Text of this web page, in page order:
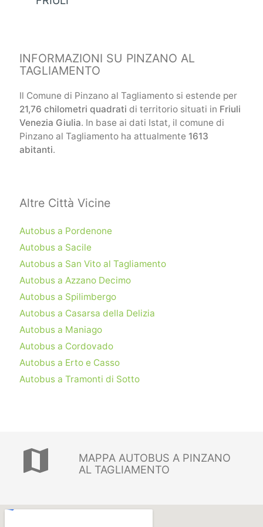
INFORMAZIONI SU PINZANO AL
TAGLIAMENTO
Il Comune di Pinzano al Tagliamento si estende per
21,76 chilometri quadrati di territorio situati in Friuli
Venezia Giulia. In base ai dati Istat, il comune di
Pinzano al Tagliamento ha attualmente 1613
abitanti.
Altre Città Vicine
Autobus a Pordenone
Autobus a Sacile
Autobus a San Vito al Tagliamento
Autobus a Azzano Decimo
Autobus a Spilimbergo
Autobus a Casarsa della Delizia
Autobus a Maniago
Autobus a Cordovado
Autobus a Erto e Casso
Autobus a Tramonti di Sotto
map
MAPPA AUTOBUS A PINZANO
AL TAGLIAMENTO